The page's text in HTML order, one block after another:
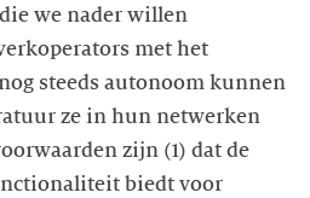
we nader willen
met het
steeds autonoom kunnen
ze in hun netwerken
zijn (1) dat de
biedt voor